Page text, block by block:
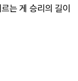
는 게 승리의 길이